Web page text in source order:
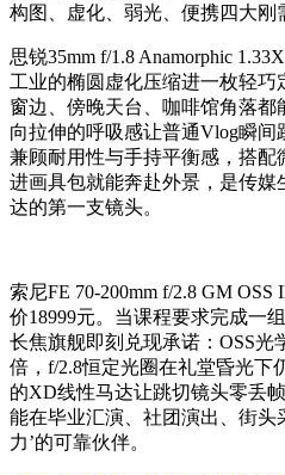
构图、虚化、弱光、便携四大刚
思锐35mm f/1.8 Anamorphic
工业的椭圆虚化压缩进一枚轻巧
窗边、傍晚天台、咖啡馆角落
向拉伸的呼吸感让普通Vlog瞬
兼顾耐用性与手持平衡感，搭
进画具包就能奔赴外景，是传
达的第一支镜头。
索尼FE 70-200mm f/2.8 GM
价18999元。当课程要求完成一
长焦旗舰即刻兑现承诺：OSS光
倍，f/2.8恒定光圈在礼堂昏光下
的XD线性马达让跳切镜头零丢
能在毕业汇演、社团演出、街头
力’的可靠伙伴。